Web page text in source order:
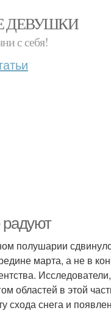
ДЕВУШКИ
с себя!
радуют
полушарии
марта, а не в
областей в этой
снега и